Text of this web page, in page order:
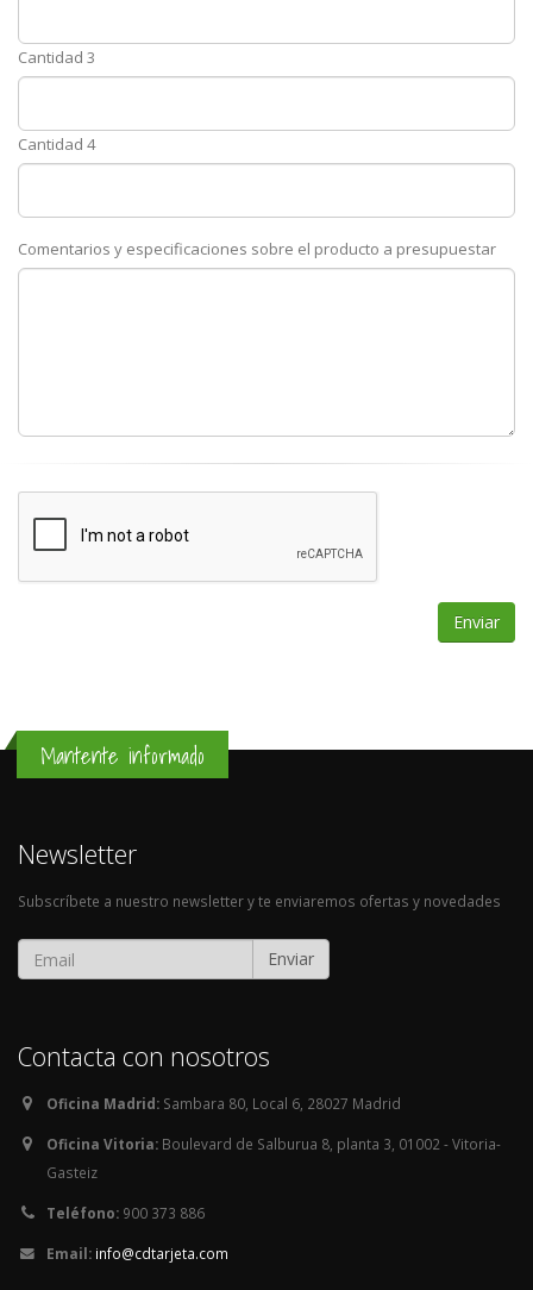
Cantidad 3
Cantidad 4
Comentarios y especificaciones sobre el producto a presupuestar
Mantente informado
Newsletter
Subscríbete a nuestro newsletter y te enviaremos ofertas y novedades
Enviar
Contacta con nosotros
Oficina Madrid: Sambara 80, Local 6, 28027 Madrid
Oficina Vitoria: Boulevard de Salburua 8, planta 3, 01002 - Vitoria-
Gasteiz
Teléfono: 900 373 886
Email: info@cdtarjeta.com